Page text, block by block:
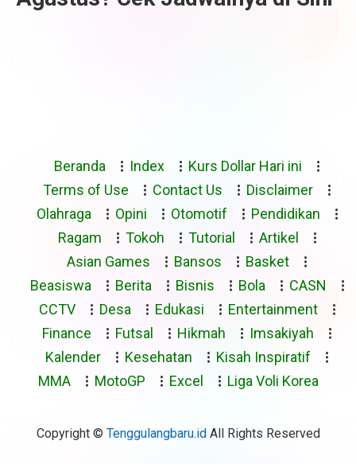
Beranda Index
Kurs Dollar Hari ini
Terms of Use
Contact Us
Disclaimer
Olahraga
Opini Otomotif
Pendidikan
Ragam
Tokoh Tutorial
Artikel
Asian Games
Bansos
Basket
Beasiswa
Berita Bisnis Bola
CASN
CCTV
Desa Edukasi
Entertainment
Finance
Futsal Hikmah
Imsakiyah
Kalender
Kesehatan
Kisah Inspiratif
MMA
MotoGP Excel Liga Voli Korea
Copyright © Tenggulangbaru.idAll Rights Reserved